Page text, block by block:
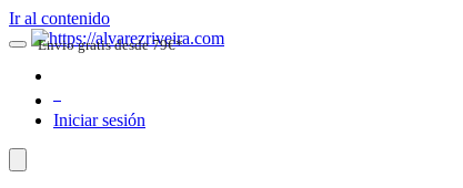
Ir al contenido
Iniciar sesión
Envio gratis desde 79€*